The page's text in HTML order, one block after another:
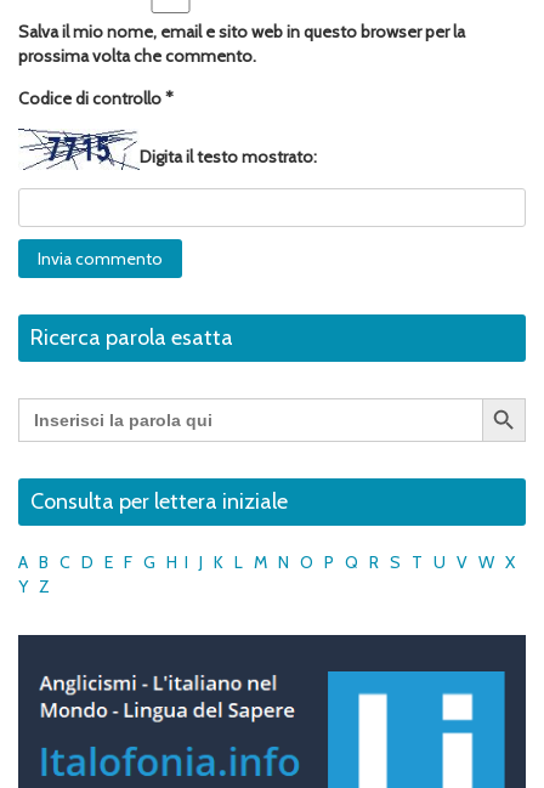
Salva il mio nome, email e sito web in questo browser per la
prossima volta che commento.
Codice di controllo*
Digita il testo mostrato:
Ricerca parola esatta
Search
for:
Search Button
Consulta per lettera iniziale
A B C D E F G H I J K L M N O P Q R S T U V W X
Y Z